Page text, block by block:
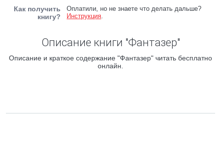
Как получить
книгу?
Оплатили, но не знаете что делать дальше?
Инструкция.
Описание книги "Фантазер"
Описание и краткое содержание "Фантазер" читать бесплатно
онлайн.